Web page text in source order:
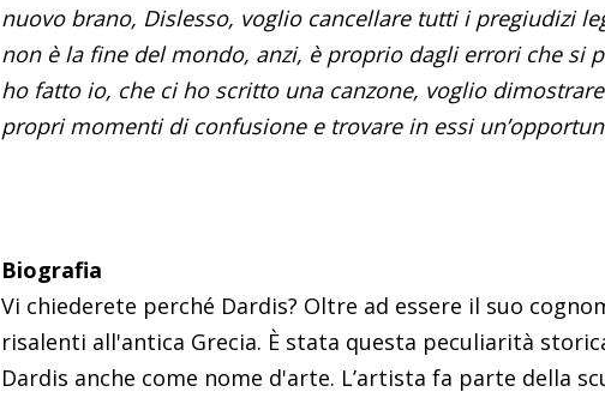
nuovo brano, Dislesso, voglio cancellare tutti i pregiudizi
non è la fine del mondo, anzi, è proprio dagli errori che si
ho fatto io, che ci ho scritto una canzone, voglio
propri momenti di confusione e trovare in essi
Biografia
Vi chiederete perché Dardis? Oltre ad essere il suo
risalenti all'antica Grecia. È stata questa peculiarità
Dardis anche come nome d'arte. L’artista fa parte della